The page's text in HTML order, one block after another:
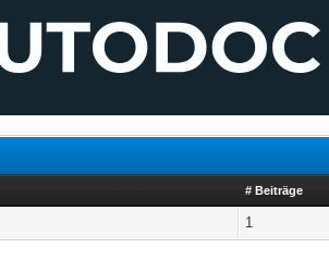
# Beiträge
1